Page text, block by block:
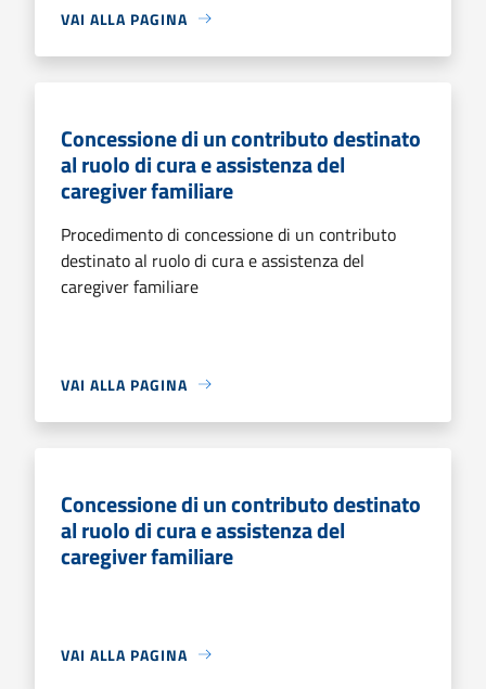
VAI ALLA PAGINA
Concessione di un contributo destinato
al ruolo di cura e assistenza del
caregiver familiare
Procedimento di concessione di un contributo
destinato al ruolo di cura e assistenza del
caregiver familiare
VAI ALLA PAGINA
Concessione di un contributo destinato
al ruolo di cura e assistenza del
caregiver familiare
VAI ALLA PAGINA